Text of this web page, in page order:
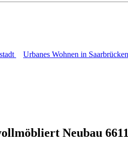
Urbanes Wohnen in
Neubau